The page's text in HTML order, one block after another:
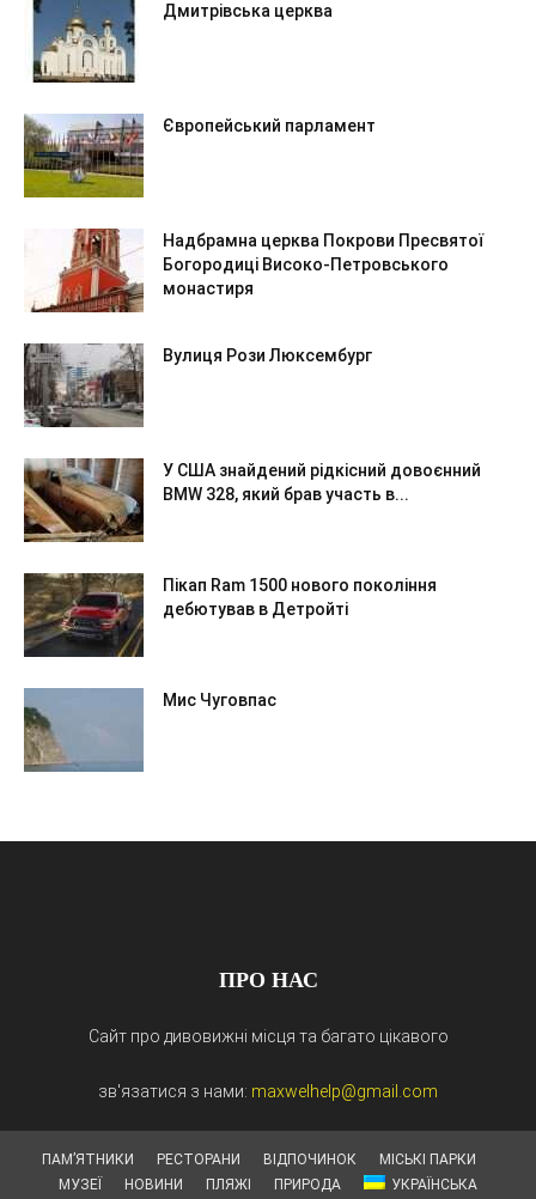
Дмитрівська церква
Європейський парламент
Надбрамна церква Покрови Пресвятої
Богородиці Високо-Петровського
монастиря
Вулиця Рози Люксембург
У США знайдений рідкісний довоєнний
BMW 328, який брав участь в...
Пікап Ram 1500 нового покоління
дебютував в Детройті
Мис Чуговпас
ПРО НАС
Сайт про дивовижні місця та багато цікавого
зв'язатися з нами: maxwelhelp@gmail.com
ПАМ’ЯТНИКИ РЕСТОРАНИ ВІДПОЧИНОК
МІСЬКІ ПАРКИ
МУЗЕЇ
НОВИНИ ПЛЯЖІ ПРИРОДА УКРАЇНСЬКА